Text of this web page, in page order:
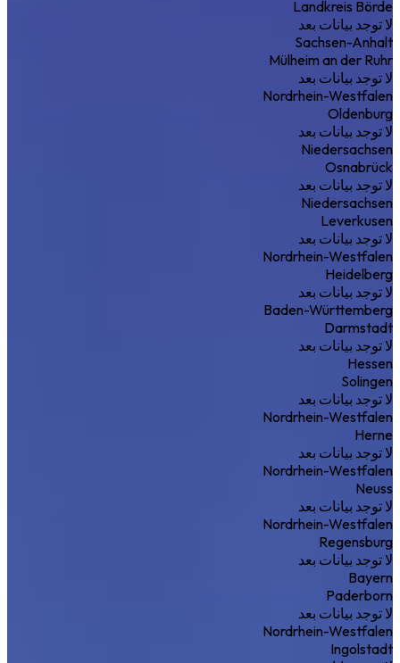
Landkreis Börde
لا توجد بيانات بعد
Sachsen-Anhalt
Mülheim an der Ruhr
لا توجد بيانات بعد
Nordrhein-Westfalen
Oldenburg
لا توجد بيانات بعد
Niedersachsen
Osnabrück
لا توجد بيانات بعد
Niedersachsen
Leverkusen
لا توجد بيانات بعد
Nordrhein-Westfalen
Heidelberg
لا توجد بيانات بعد
Baden-Württemberg
Darmstadt
لا توجد بيانات بعد
Hessen
Solingen
لا توجد بيانات بعد
Nordrhein-Westfalen
Herne
لا توجد بيانات بعد
Nordrhein-Westfalen
Neuss
لا توجد بيانات بعد
Nordrhein-Westfalen
Regensburg
لا توجد بيانات بعد
Bayern
Paderborn
لا توجد بيانات بعد
Nordrhein-Westfalen
Ingolstadt